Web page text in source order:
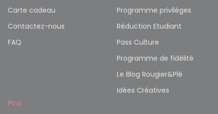
Carte cadeau
Contactez-nous
FAQ
Programme privilèges
Réduction Etudiant
Pass Culture
Programme de fidélité
Le Blog Rougier&Plé
Idées Créatives
Pro